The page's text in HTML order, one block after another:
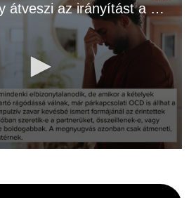
Amikor a kétely átveszi az irányítást a szerelem felett